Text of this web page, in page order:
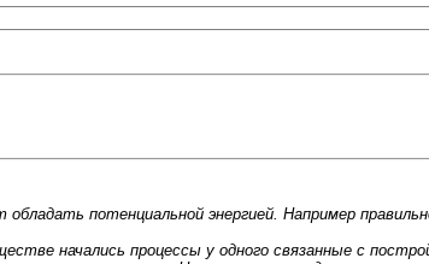
потенциальной энергией. Например
начались процессы у одного связанные с